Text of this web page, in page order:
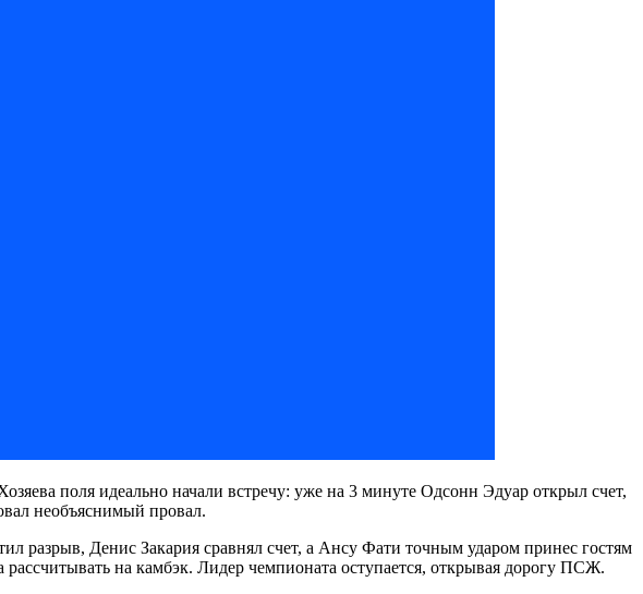
поля идеально начали встречу: уже на 3 минуте Одсонн Эдуар открыл счет,
необъяснимый провал.
разрыв, Денис Закария сравнял счет, а Ансу Фати точным ударом принес гостям
на камбэк. Лидер чемпионата оступается, открывая дорогу ПСЖ.